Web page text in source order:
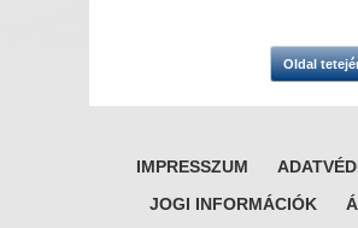
Oldal
IMPRESSZUM
JOGI INFORMÁCIÓK